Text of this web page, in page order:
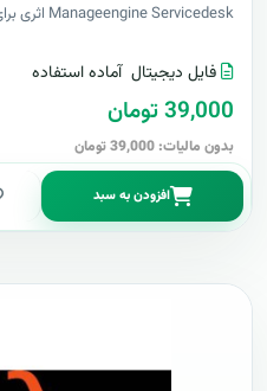
Manageengine Servicedesk اثری برای تمام..
فایل دیجیتال آماده استفاده
39,000 تومان
بدون مالیات: 39,000 تومان
افزودن به سبد